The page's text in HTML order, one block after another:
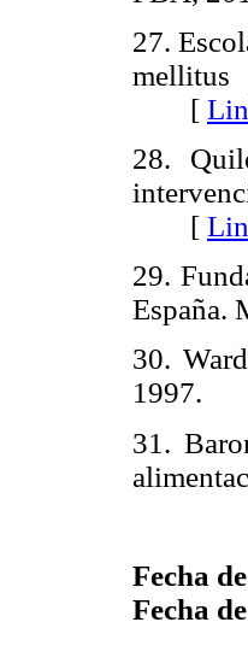
27.
[
28.
[
29.
30.
31.
Fecha
Fecha